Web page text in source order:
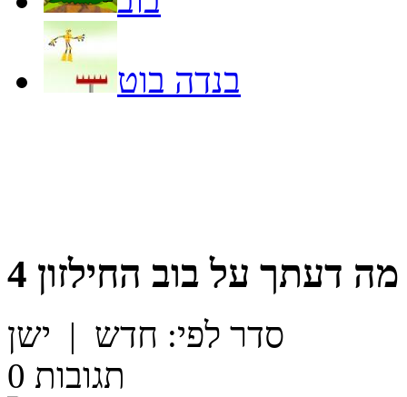
בנדה בוט
מה דעתך על בוב החילזון 4
סדר לפי: חדש | ישן
0 תגובות